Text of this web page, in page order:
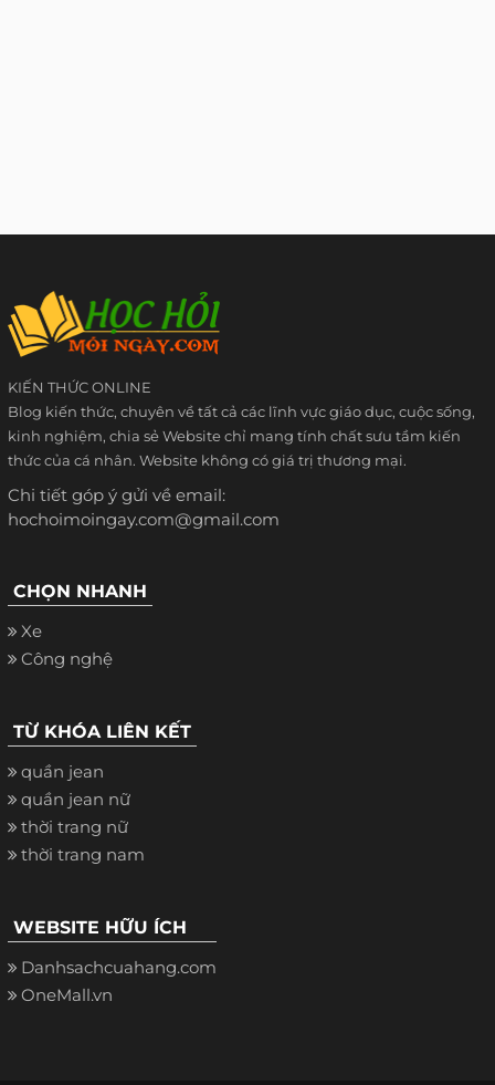
KIẾN THỨC ONLINE
Blog kiến thức, chuyên về tất cả các lĩnh vực giáo dục, cuộc sống,
kinh nghiệm, chia sẻ Website chỉ mang tính chất sưu tầm kiến
thức của cá nhân. Website không có giá trị thương mại.
Chi tiết góp ý gửi về email:
hochoimoingay.com@gmail.com
CHỌN NHANH
Xe
Công nghệ
TỪ KHÓA LIÊN KẾT
quần jean
quần jean nữ
thời trang nữ
thời trang nam
WEBSITE HỮU ÍCH
Danhsachcuahang.com
OneMall.vn